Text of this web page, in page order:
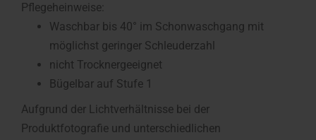
Pflegeheinweise:
Waschbar bis 40° im Schonwaschgang mit
möglichst geringer Schleuderzahl
nicht Trocknergeeignet
Bügelbar auf Stufe 1
Aufgrund der Lichtverhältnisse bei der
Produktfotografie und unterschiedlichen